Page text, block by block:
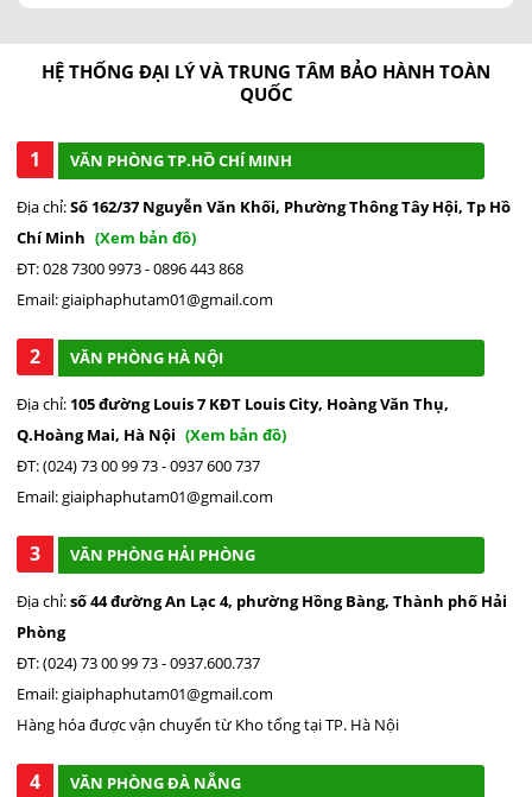
cho bạn.
Với hệ thống loa được trang bị trên máy, ngoài việc thông báo
các chức năng câu lệnh điều khiển từ người sử dụng, máy còn
sử dụng như một thiết bị âm thanh khi kết nối với điện thoại
qua Blutoothe để thư giãn giải trí vô cùng tiện ích.
Hoạtđộngêm ái, tiết kiệm điện
HỆ THỐNG ĐẠI LÝ VÀ TRUNG TÂM BẢO HÀNH TOÀN
QUỐC
1 VĂN PHÒNG TP.HỒ CHÍ MINH
Địa chỉ:Số 162/37 Nguyễn Văn Khối, Phường Thông Tây Hội, Tp Hồ
Chí Minh (Xem bản đồ)
ĐT: 028 7300 9973 - 0896 443 868
Email: giaiphaphutam01@gmail.com
2 VĂN PHÒNG HÀ NỘI
Địa chỉ: 105 đường Louis 7 KĐT Louis City, Hoàng Văn Thụ,
Q.Hoàng Mai, Hà Nội (Xem bản đồ)
ĐT: (024) 73 00 99 73 - 0937 600 737
Email: giaiphaphutam01@gmail.com
3 VĂN PHÒNG HẢI PHÒNG
Địa chỉ:số 44 đường An Lạc 4, phường Hồng Bàng, Thành phố Hải
Phòng
ĐT: (024) 73 00 99 73 - 0937.600.737
Email: giaiphaphutam01@gmail.com
Hàng hóa được vận chuyển từ Kho tổng tại TP. Hà Nội
4 VĂN PHÒNG ĐÀ NẴNG